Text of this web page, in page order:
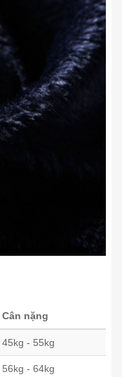
Cân nặng
45kg - 55kg
56kg - 64kg